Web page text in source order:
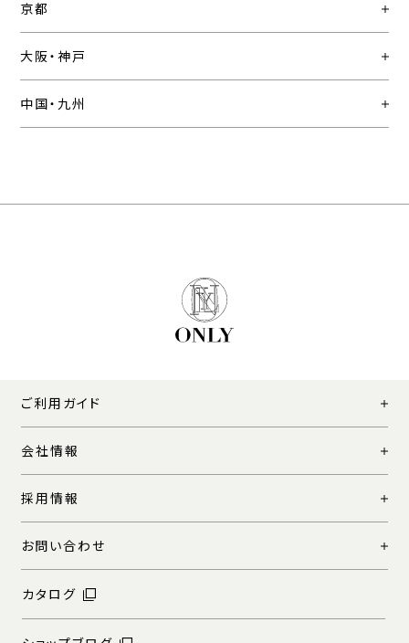
京都
大阪・神戸
中国・九州
ご利用ガイド
会社情報
採用情報
お問い合わせ
カタログ